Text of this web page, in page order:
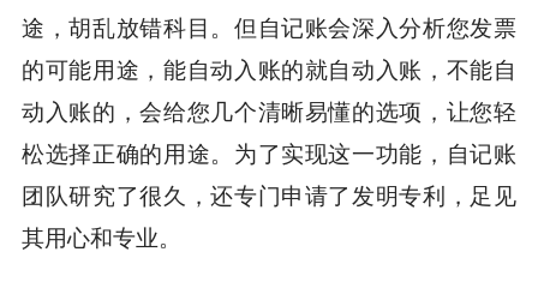
途，胡乱放错科目。但自记账会深入分析您发票
的可能用途，能自动入账的就自动入账，不能自
动入账的，会给您几个清晰易懂的选项，让您轻
松选择正确的用途。为了实现这一功能，自记账
团队研究了很久，还专门申请了发明专利，足见
其用心和专业。